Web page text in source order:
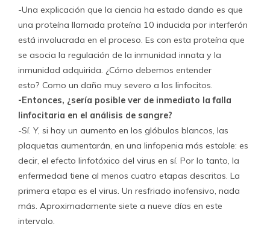
-Una explicación que la ciencia ha estado dando es que
una proteína llamada proteína 10 inducida por interferón
está involucrada en el proceso. Es con esta proteína que
se asocia la regulación de la inmunidad innata y la
inmunidad adquirida. ¿Cómo debemos entender
esto? Como un daño muy severo a los linfocitos.
-Entonces, ¿sería posible ver de inmediato la falla
linfocitaria en el análisis de sangre?
-Sí. Y, si hay un aumento en los glóbulos blancos, las
plaquetas aumentarán, en una linfopenia más estable: es
decir, el efecto linfotóxico del virus en sí. Por lo tanto, la
enfermedad tiene al menos cuatro etapas descritas. La
primera etapa es el virus. Un resfriado inofensivo, nada
más. Aproximadamente siete a nueve días en este
intervalo.